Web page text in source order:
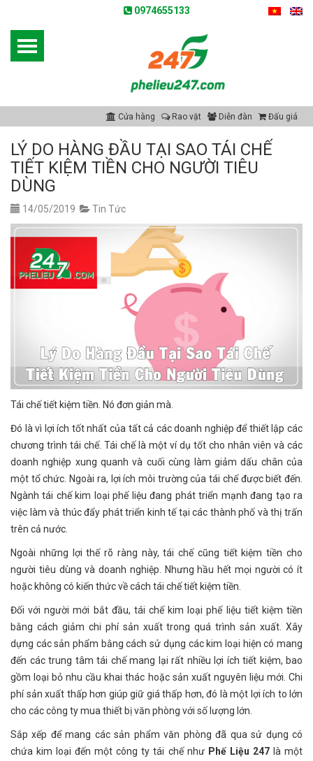
0974655133
Cửa hàng Rao vặt Diễn đàn Đấu giá
LÝ DO HÀNG ĐẦU TẠI SAO TÁI CHẾ
TIẾT KIỆM TIỀN CHO NGƯỜI TIÊU
DÙNG
14/05/2019 Tin Tức
Tái chế tiết kiệm tiền. Nó đơn giản mà.
Đó là vì lợi ích tốt nhất của tất cả các doanh nghiệp để thiết lập các
chương trình tái chế. Tái chế là một ví dụ tốt cho nhân viên và các
doanh nghiệp xung quanh và cuối cùng làm giảm dấu chân của
một tổ chức. Ngoài ra, lợi ích môi trường của tái chế được biết đến.
Ngành tái chế kim loại phế liệu đang phát triển mạnh đang tạo ra
việc làm và thúc đẩy phát triển kinh tế tại các thành phố và thị trấn
trên cả nước.
Ngoài những lợi thế rõ ràng này, tái chế cũng tiết kiệm tiền cho
người tiêu dùng và doanh nghiệp. Nhưng hầu hết mọi người có ít
hoặc không có kiến ​​thức về cách tái chế tiết kiệm tiền.
Đối với người mới bắt đầu, tái chế kim loại phế liệu tiết kiệm tiền
bằng cách giảm chi phí sản xuất trong quá trình sản xuất. Xây
dựng các sản phẩm bằng cách sử dụng các kim loại hiện có mang
đến các trung tâm tái chế mang lại rất nhiều lợi ích tiết kiệm, bao
gồm loại bỏ nhu cầu khai thác hoặc sản xuất nguyên liệu mới. Chi
phí sản xuất thấp hơn giúp giữ giá thấp hơn, đó là một lợi ích to lớn
cho các công ty mua thiết bị văn phòng với số lượng lớn.
Sắp xếp để mang các sản phẩm văn phòng đã qua sử dụng có
chứa kim loại đến một công ty tái chế như Phế Liệu 247là một